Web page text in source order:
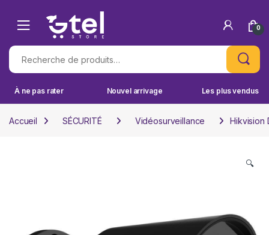
0
Recherche pour :
À ne pas rater Nouvel arrivage Les plus vendus
Accueil SÉCURITÉ Vidéosurveillance Hikvision
🔍